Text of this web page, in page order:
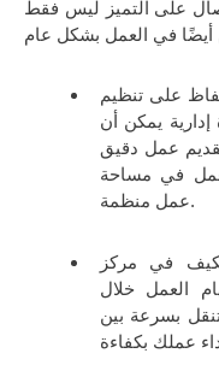
على التميز ليس فقط
على تنظيم
إدارية يمكن أن
عمل دقيق
في مساحة
عمل منظمة.
في مركز
العمل خلال
بسرعة بين